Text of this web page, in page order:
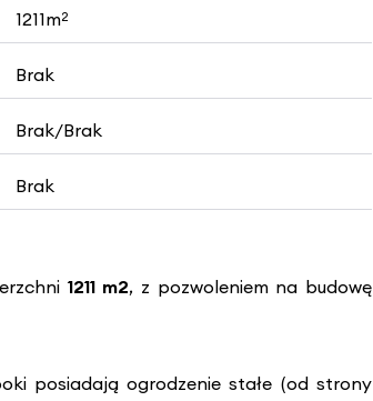
1211m2
Brak
Brak/Brak
Brak
1211 m2, z pozwoleniem na budowę
posiadają ogrodzenie stałe (od strony